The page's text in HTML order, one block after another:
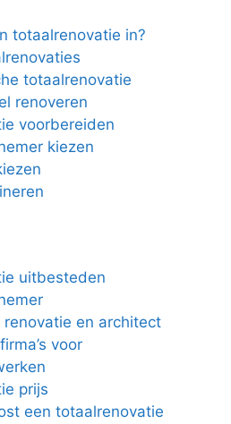
totaalrenovatie in?
totaalrenovatie
renoveren
voorbereiden
kiezen
uitbesteden
renovatie en architect
voor
prijs
een totaalrenovatie